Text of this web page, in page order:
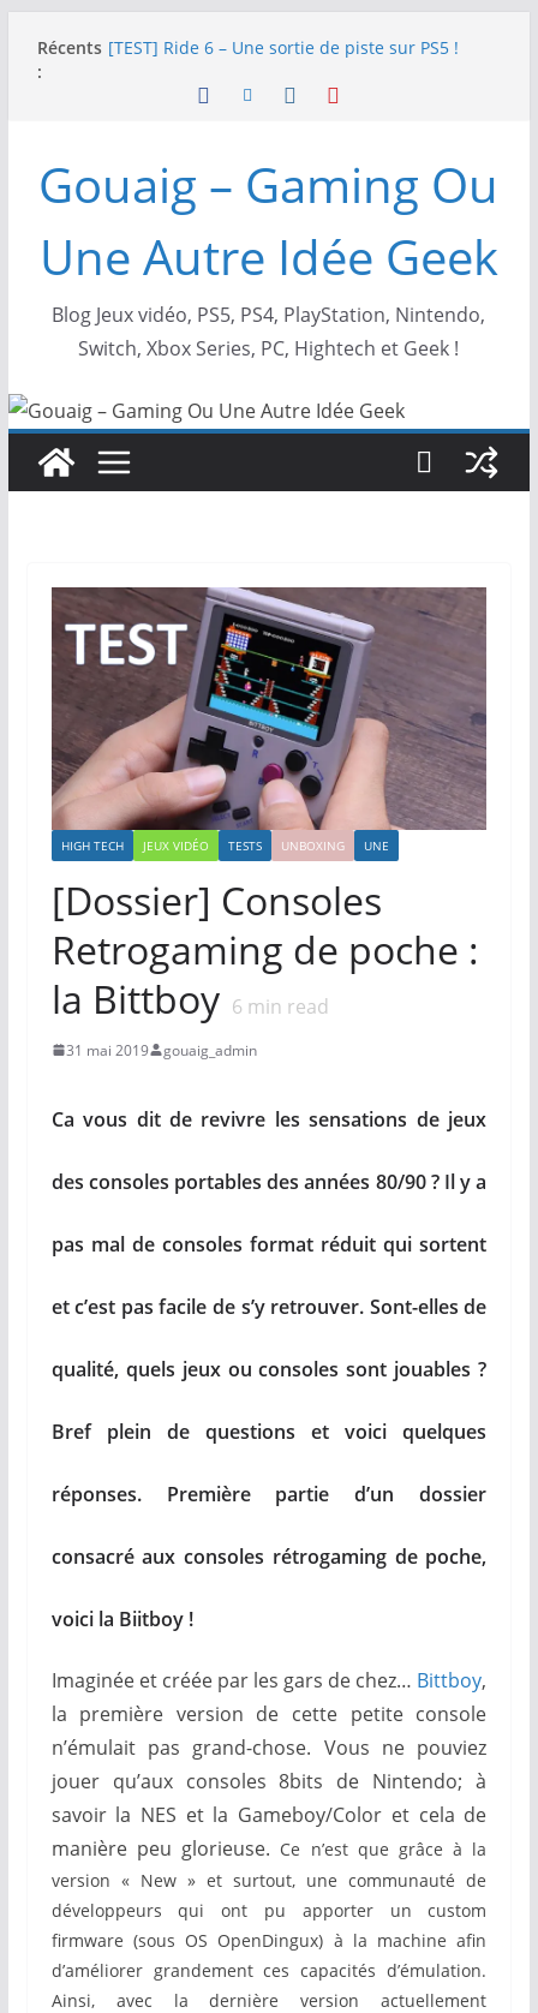
Récents
:
SWITCH 2 : Nouveaux accessoires Turtle Beach X
[TEST] Ride 6 – Une sortie de piste sur PS5 !
retour !
[TEST] Screamer – Le retour des courses arcade
Gouaig – Gaming Ou
Une Autre Idée Geek
Blog Jeux vidéo, PS5, PS4, PlayStation, Nintendo,
Switch, Xbox Series, PC, Hightech et Geek !
HIGH TECH JEUX VIDÉO TESTS UNBOXING UNE
[Dossier] Consoles
Retrogaming de poche :
la Bittboy 6 min read
31 mai 2019 gouaig_admin
Ca vous dit de revivre les sensations de jeux
des consoles portables des années 80/90 ? Il y a
pas mal de consoles format réduit qui sortent
et c’est pas facile de s’y retrouver. Sont-elles de
qualité, quels jeux ou consoles sont jouables ?
Bref plein de questions et voici quelques
réponses. Première partie d’un dossier
consacré aux consoles rétrogaming de poche,
voici la Biitboy !
Imaginée et créée par les gars de chez… Bittboy,
la première version de cette petite console
n’émulait pas grand-chose. Vous ne pouviez
jouer qu’aux consoles 8bits de Nintendo; à
savoir la NES et la Gameboy/Color et cela de
manière peu glorieuse. Ce n’est que grâce à la
version « New » et surtout, une communauté de
développeurs qui ont pu apporter un custom
firmware (sous OS OpenDingux) à la machine afin
d’améliorer grandement ces capacités d’émulation.
Ainsi, avec la dernière version actuellement